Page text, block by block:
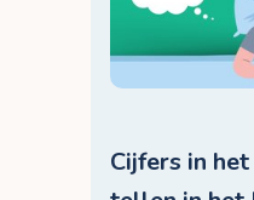
Cijfers in